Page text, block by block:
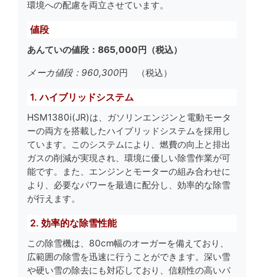
環境への配慮を両立させています。
値段
あんていの値段：865,000円（税込）
メーカ値段：960,300円 （税込）
1. ハイブリッドシステム
HSM1380i(JR)は、ガソリンエンジンと電動モータ
ーの両方を搭載したハイブリッドシステムを採用し
ています。このシステムにより、燃費の向上と排出
ガスの削減が実現され、環境に優しい除雪作業が可
能です。また、エンジンとモーターの組み合わせに
より、必要なパワーを最適に配分し、効率的な除雪
が行えます。
2. 効率的な除雪性能
この除雪機は、80cm幅のオーガーを備えており、
広範囲の除雪を迅速に行うことができます。深い雪
や硬い雪の除去にも対応しており、信頼性の高いパ